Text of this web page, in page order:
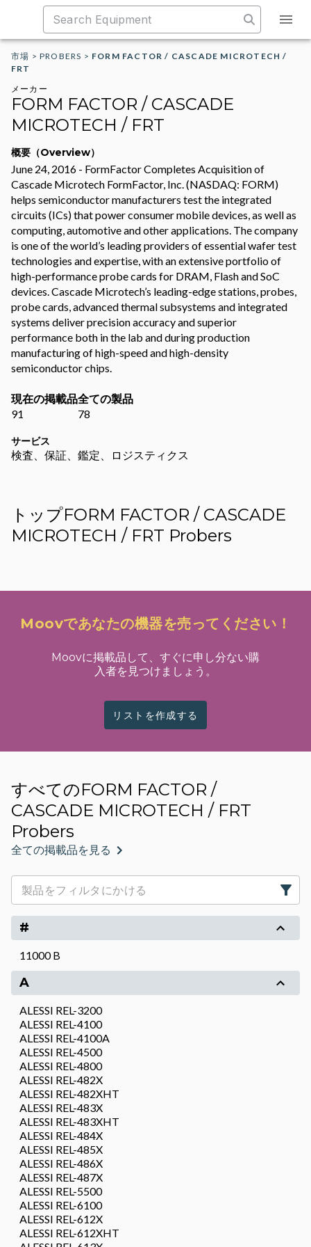
市場 >PROBERS > FORM FACTOR / CASCADE MICROTECH /
FRT
メーカー
FORM FACTOR / CASCADE
MICROTECH / FRT
概要（Overview）
June 24, 2016 - FormFactor Completes Acquisition of
Cascade Microtech FormFactor, Inc. (NASDAQ: FORM)
helps semiconductor manufacturers test the integrated
circuits (ICs) that power consumer mobile devices, as well as
computing, automotive and other applications. The company
is one of the world’s leading providers of essential wafer test
technologies and expertise, with an extensive portfolio of
high-performance probe cards for DRAM, Flash and SoC
devices. Cascade Microtech’s leading-edge stations, probes,
probe cards, advanced thermal subsystems and integrated
systems deliver precision accuracy and superior
performance both in the lab and during production
manufacturing of high-speed and high-density
semiconductor chips.
現在の掲載品
91
全ての製品
78
サービス
検査、保証、鑑定、ロジスティクス
トップFORM FACTOR / CASCADE
MICROTECH / FRT Probers
Moovであなたの機器を売ってください！
Moovに掲載品して、すぐに申し分ない購
入者を見つけましょう。
リストを作成する
すべてのFORM FACTOR /
CASCADE MICROTECH / FRT
Probers
全ての掲載品を見る
#
11000 B
A
ALESSI REL-3200
ALESSI REL-4100
ALESSI REL-4100A
ALESSI REL-4500
ALESSI REL-4800
ALESSI REL-482X
ALESSI REL-482XHT
ALESSI REL-483X
ALESSI REL-483XHT
ALESSI REL-484X
ALESSI REL-485X
ALESSI REL-486X
ALESSI REL-487X
ALESSI REL-5500
ALESSI REL-6100
ALESSI REL-612X
ALESSI REL-612XHT